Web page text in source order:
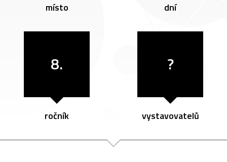
místo dní
8.
ročník
?
vystavovatelů